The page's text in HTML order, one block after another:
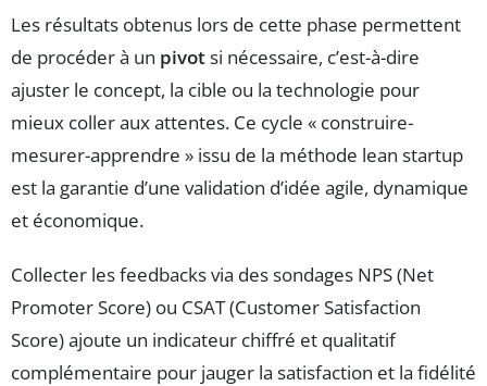
Les résultats obtenus lors de cette phase permettent
de procéder à un pivotsi nécessaire, c’est-à-dire
ajuster le concept, la cible ou la technologie pour
mieux coller aux attentes. Ce cycle « construire-
mesurer-apprendre » issu de la méthode lean startup
est la garantie d’une validation d’idée agile, dynamique
et économique.
Collecter les feedbacks via des sondages NPS (Net
Promoter Score) ou CSAT (Customer Satisfaction
Score) ajoute un indicateur chiffré et qualitatif
complémentaire pour jauger la satisfaction et la fidélité